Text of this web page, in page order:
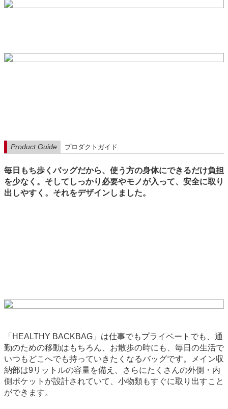
Product Guide プロダクトガイド
毎日もち歩くバッグだから、使う方の身体にできるだけ負担
を少なく。そしてしっかり必要やモノが入って、安全に取り
出しやすく。それをデザインしました。
「HEALTHY BACKBAG」は仕事でもプライベートでも、通
勤のための移動はもちろん、お散歩の時にも、毎日の生活で
いつもどこへでも持っていきたくなるバッグです。メイン収
納部は9リットルの容量を備え、さらにたくさんの外側・内
側ポケットが設計されていて、小物類もすぐに取り出すこと
ができます。